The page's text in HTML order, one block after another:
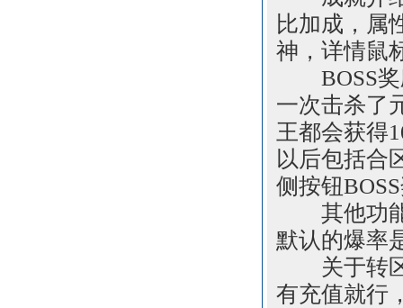
比加成，属
神，详情鼠
BOSS奖
一次击杀了
王都会获得
以后包括合
侧按钮
其他功能
默认的爆率
关于转区
有充值就行